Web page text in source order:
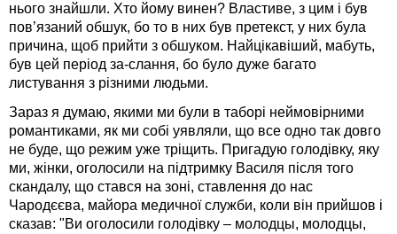
нього знайшли. Хто йому винен? Властиве, з цим і був
пов’язаний обшук, бо то в них був претекст, у них була
причина, щоб прийти з обшуком. Найцікавіший, мабуть,
був цей період за-слання, бо було дуже багато
листування з різними людьми.
Зараз я думаю, якими ми були в таборі неймовірними
романтиками, як ми собі уявляли, що все одно так довго
не буде, що режим уже тріщить. Пригадую голодівку, яку
ми, жінки, оголосили на підтримку Василя після того
скандалу, що стався на зоні, ставлення до нас
Чародєєва, майора медичної служби, коли він прийшов і
сказав: "Ви оголосили голодівку – молодцы, молодцы,